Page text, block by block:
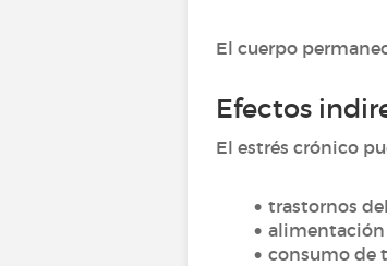
El cuerpo
Efectos
El estrés crónico
trastornos
consumo de